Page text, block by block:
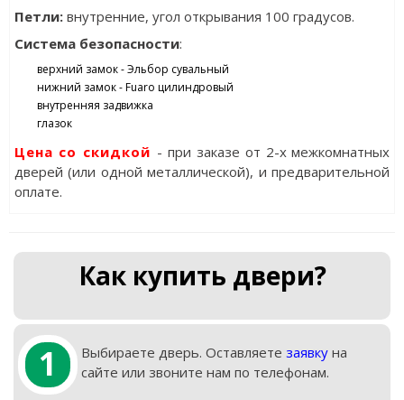
Петли:внутренние, угол открывания 100 градусов.
Система безопасности:
верхний замок - Эльбор сувальный
нижний замок - Fuaro цилиндровый
внутренняя задвижка
глазок
Цена со скидкой - при заказе от 2-х межкомнатных
дверей (или одной металлической), и предварительной
оплате.
Как купить двери?
1 Выбираете дверь. Оставляете заявкуна
сайте или звоните нам по телефонам.